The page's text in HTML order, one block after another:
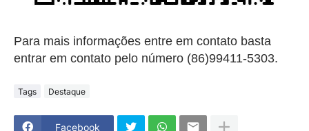
Para mais informações entre em contato basta
entrar em contato pelo número (86)99411-5303.
Tags Destaque
Facebook